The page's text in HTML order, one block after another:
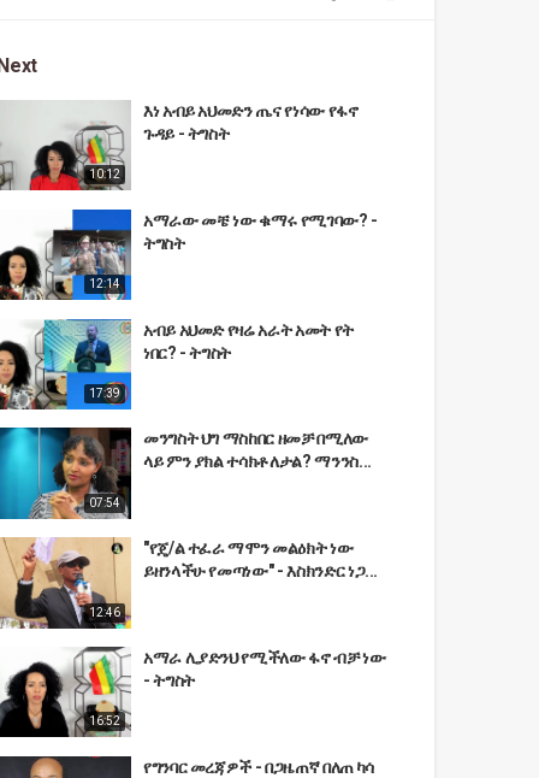
10:12
እነ አብይ አህመድን ጤና የነሳው የፋኖ
ጉዳይ - ትግስት
12:14
አማራው መቼ ነው ቁማሩ የሚገባው? -
ትግስት
17:39
አብይ አህመድ የዛሬ አራት አመት የት
ነበር? - ትግስት
07:54
መንግስት ህግ ማስከበር ዘመቻ በሚለው
ላይ ምን ያክል ተሳክቶለታል? ማንንስ...
12:46
"የጄ/ል ተፈራ ማሞን መልዕክት ነው
ይዘንላችሁ የመጣነው" - እስክንድር ነጋ...
16:52
አማራ ሊያድንህ የሚችለው ፋኖ ብቻ ነው
- ትግስት
የግንባር መረጃዎች - በጋዜጠኛ በለጠ ካሳ